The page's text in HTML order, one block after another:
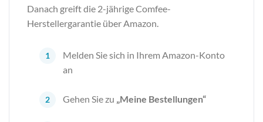
Danach greift die 2-jährige Comfee-
Herstellergarantie über Amazon.
Melden Sie sich in Ihrem Amazon-Konto
an
Gehen Sie zu „Meine Bestellungen“